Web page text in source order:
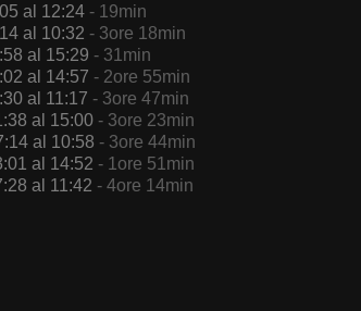
al 12:24 - 19min
al 10:32 - 3ore 18min
al 15:29 - 31min
al 14:57 - 2ore 55min
al 11:17 - 3ore 47min
al 15:00 - 3ore 23min
al 10:58 - 3ore 44min
al 14:52 - 1ore 51min
al 11:42 - 4ore 14min